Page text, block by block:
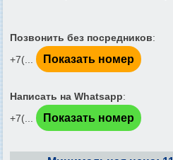
Позвонить без посредников:
+7(...
Показать номер
Написать на Whatsapp:
+7(...
Показать номер